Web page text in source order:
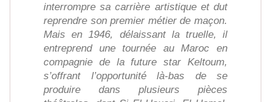
interrompre sa carrière artistique et dut
reprendre son premier métier de maçon.
Mais en 1946, délaissant la truelle, il
entreprend une tournée au Maroc en
compagnie de la future star Keltoum,
s’offrant l’opportunité là-bas de se
produire dans plusieurs pièces